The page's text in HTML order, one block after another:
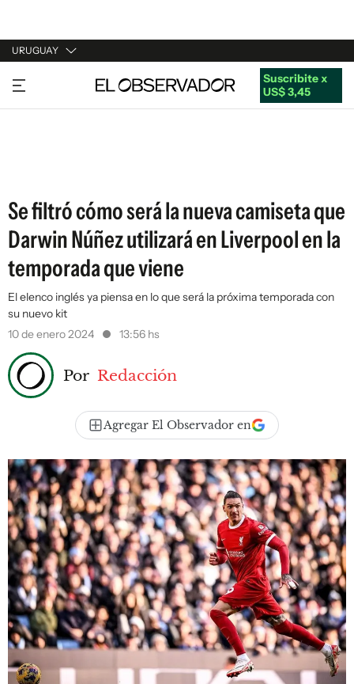
URUGUAY
URUGUAY
ARGENTINA
Suscribite x
US$ 3,45
Se filtró cómo será la nueva camiseta que
Darwin Núñez utilizará en Liverpool en la
temporada que viene
El elenco inglés ya piensa en lo que será la próxima temporada con
su nuevo kit
10 de enero 2024
13:56 hs
Por Redacción
Agregar El Observador en